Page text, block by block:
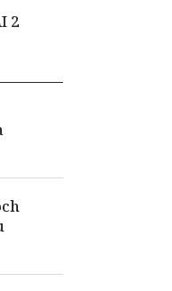
2